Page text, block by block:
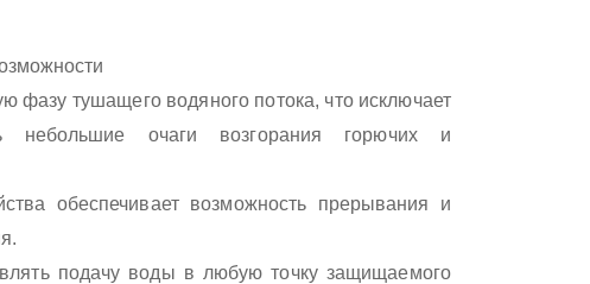
тушащего водяного потока, что исключает
небольшие очаги возгорания горючих и
обеспечивает возможность прерывания и
подачу воды в любую точку защищаемого